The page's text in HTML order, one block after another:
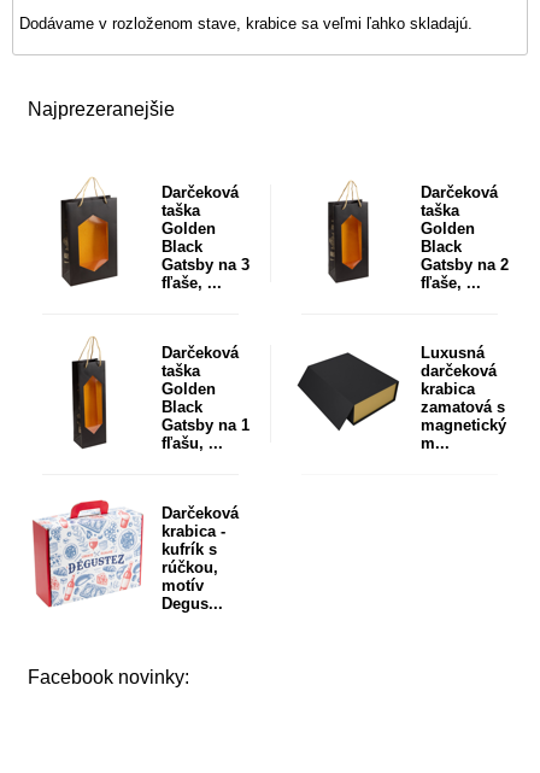
Najprezeranejšie
Darčeková
taška
Golden
Black
Gatsby na 3
fľaše, ...
Darčeková
taška
Golden
Black
Gatsby na 2
fľaše, ...
Darčeková
taška
Golden
Black
Gatsby na 1
fľašu, ...
Luxusná
darčeková
krabica
zamatová s
magnetický
m...
Darčeková
krabica -
kufrík s
rúčkou,
motív
Degus...
Facebook novinky:
Dodávame v rozloženom stave, krabice sa veľmi ľahko skladajú.